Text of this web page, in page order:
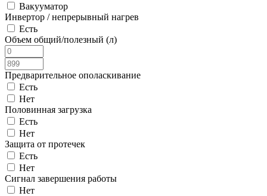
Вакууматор
Инвертор / непрерывный нагрев
Есть
Объем общий/полезный (л)
Предварительное ополаскивание
Есть
Нет
Половинная загрузка
Есть
Нет
Защита от протечек
Есть
Нет
Сигнал завершения работы
Нет